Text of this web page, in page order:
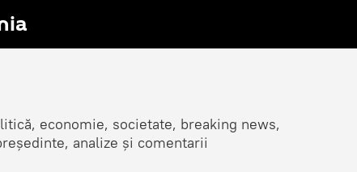
economie, societate, breaking news,
analize și comentarii